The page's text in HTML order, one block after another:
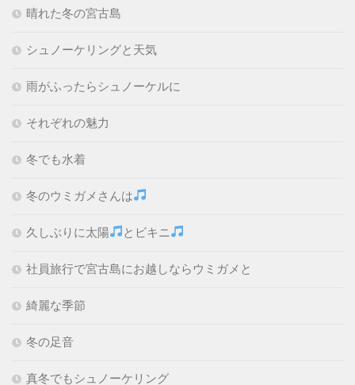
晴れた冬の宮古島
シュノーケリングと天気
雨がふったらシュノーケルに
それぞれの魅力
冬でも水着
冬のウミガメさんは
久しぶりに太陽 とビキニ
社員旅行で宮古島にお越しならウミガメと
綺麗な季節
冬の足音
真冬でもシュノーケリング